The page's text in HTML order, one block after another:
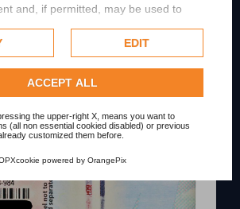
and, if permitted, may be used to
data, please refer toGoogle's
cookie policy.
EDIT
ACCEPT ALL
the upper-right X, means you want to
(all non essential cookied disabled) or previous
customized them before.
powered by OrangePix